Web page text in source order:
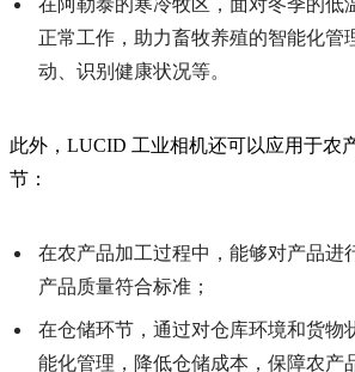
在阿勒泰的寒冷牧区，面对冬季的低
正常工作，助力畜牧养殖的智能化管
动、识别健康状况等。
此外，LUCID 工业相机还可以应用于农
节：
在农产品加工过程中，能够对产品进
产品质量符合标准；
在仓储环节，通过对仓库环境和货物
能化管理，降低仓储成本，保障农产